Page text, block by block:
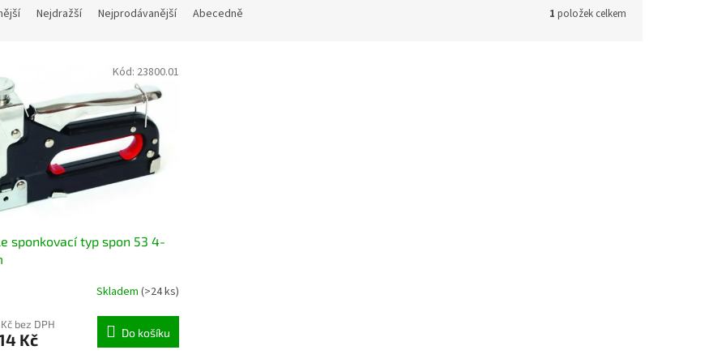
Nejdražší Nejprodávanější Abecedně 1 položek celkem
sponkovací typ spon 53 4-
Skladem (>24 ks)
bez DPH
Kč Do košíku
Kód: 23800.01